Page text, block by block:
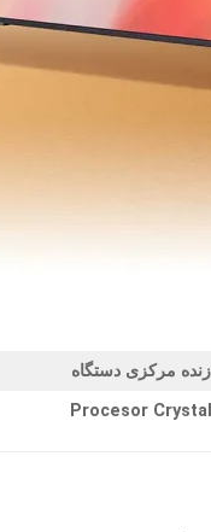
مرکزی دستگاه
Procesor